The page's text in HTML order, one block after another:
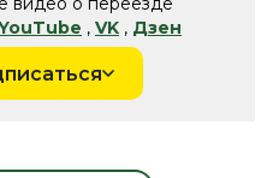
, VK , Дзен